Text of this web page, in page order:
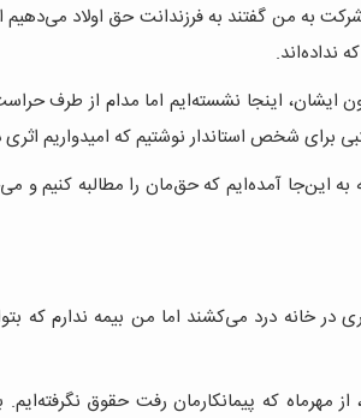
به من گفتند به فرزندانت حق اولاد
یا معاون ایشان، اینجا نشسته‌ایم اما مدام از
برای شخص استاندار نوشتیم که امیدواریم اثری
به این‌جا آمده‌ایم که حق‌مان را مطالبه کنیم و
در خانه درد می‌کشند اما من بیمه ندارم که
از مهرماه که پیمانکارمان رفت حقوق